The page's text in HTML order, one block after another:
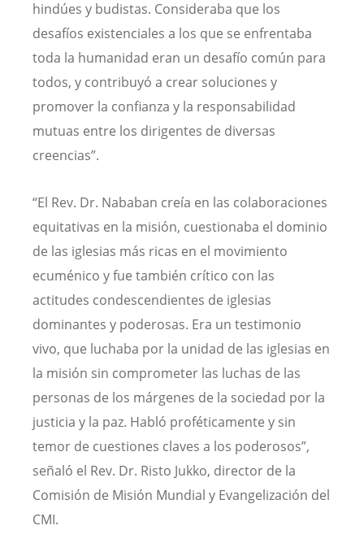
hindúes y budistas. Consideraba que los
desafíos existenciales a los que se enfrentaba
toda la humanidad eran un desafío común para
todos, y contribuyó a crear soluciones y
promover la confianza y la responsabilidad
mutuas entre los dirigentes de diversas
creencias”.
“El Rev. Dr. Nababan creía en las colaboraciones
equitativas en la misión, cuestionaba el dominio
de las iglesias más ricas en el movimiento
ecuménico y fue también crítico con las
actitudes condescendientes de iglesias
dominantes y poderosas. Era un testimonio
vivo, que luchaba por la unidad de las iglesias en
la misión sin comprometer las luchas de las
personas de los márgenes de la sociedad por la
justicia y la paz. Habló proféticamente y sin
temor de cuestiones claves a los poderosos”,
señaló el Rev. Dr. Risto Jukko, director de la
Comisión de Misión Mundial y Evangelización del
CMI.